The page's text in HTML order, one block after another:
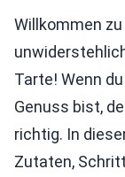
Willkommen
Tarte! Wenn
Genuss bist,
richtig. In
Zutaten,